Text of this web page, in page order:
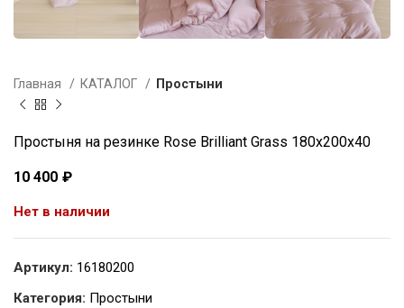
Главная КАТАЛОГ Простыни
Простыня на резинке Rose Brilliant Grass 180х200х40
10 400 ₽
Нет в наличии
Артикул: 16180200
Категория: Простыни